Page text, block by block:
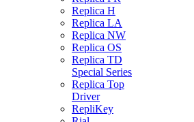
Replica H
Replica LA
Replica NW
Replica OS
Replica TD
Special Series
Replica Top
Driver
RepliKey